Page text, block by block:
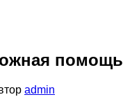
помощь
admin